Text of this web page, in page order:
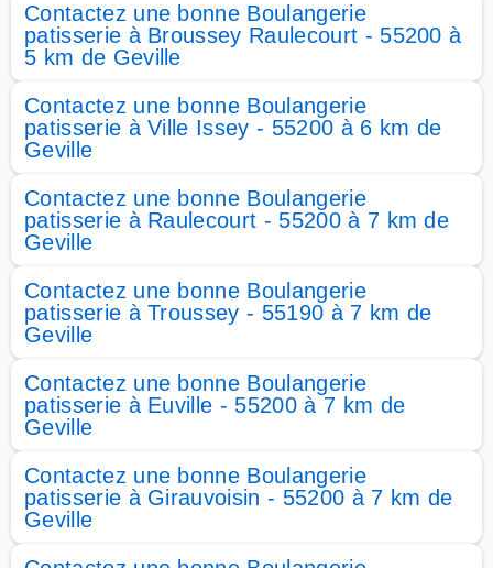
Contactez une bonne Boulangerie
patisserie à Broussey Raulecourt - 55200 à
5 km de Geville
Contactez une bonne Boulangerie
patisserie à Ville Issey - 55200 à 6 km de
Geville
Contactez une bonne Boulangerie
patisserie à Raulecourt - 55200 à 7 km de
Geville
Contactez une bonne Boulangerie
patisserie à Troussey - 55190 à 7 km de
Geville
Contactez une bonne Boulangerie
patisserie à Euville - 55200 à 7 km de
Geville
Contactez une bonne Boulangerie
patisserie à Girauvoisin - 55200 à 7 km de
Geville